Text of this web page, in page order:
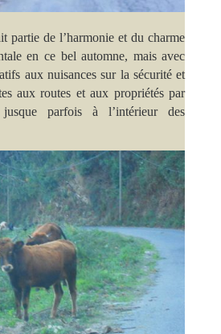
partie de l’harmonie et du charme
en ce bel automne, mais avec
aux nuisances sur la sécurité et
aux routes et aux propriétés par
jusque parfois à l’intérieur des